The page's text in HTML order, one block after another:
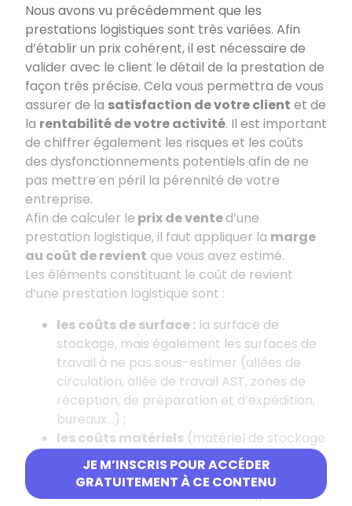
JE M’INSCRIS POUR ACCÉDER
GRATUITEMENT À CE CONTENU
Nous avons vu précédemment que les
prestations logistiques sont très variées. Afin
d’établir un prix cohérent, il est nécessaire de
valider avec le client le détail de la prestation de
façon très précise. Cela vous permettra de vous
assurer de la satisfaction de votre client et de
la rentabilité de votre activité. Il est important
de chiffrer également les risques et les coûts
des dysfonctionnements potentiels afin de ne
pas mettre en péril la pérennité de votre
entreprise.
Afin de calculer le prix de vented’une
prestation logistique, il faut appliquer la marge
au coût de revient que vous avez estimé.
Les éléments constituant le coût de revient
d’une prestation logistique sont :
les coûts de surface: la surface de
stockage, mais également les surfaces de
travail à ne pas sous-estimer (allées de
circulation, allée de travail AST, zones de
réception, de préparation et d’expédition,
bureaux…) ;
les coûts matériels (matériel de stockage
et de manutention) ;
les coûts de main-d’œuvre(MO)
(palettes,